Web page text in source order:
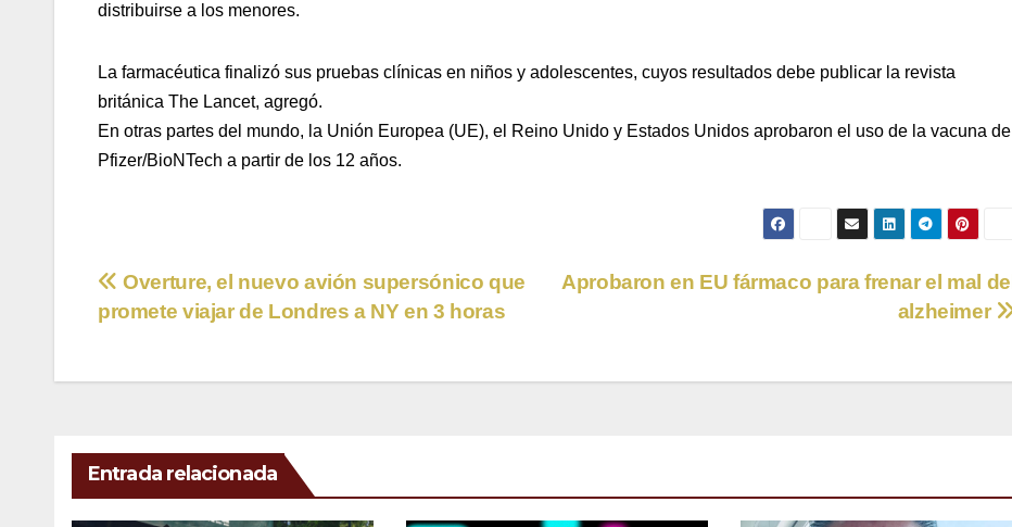
distribuirse a los menores.
La farmacéutica finalizó sus pruebas clínicas en niños y adolescentes, cuyos resultados debe publicar la revista
británica The Lancet, agregó.
En otras partes del mundo, la Unión Europea (UE), el Reino Unido y Estados Unidos aprobaron el uso de la vacuna de
Pfizer/BioNTech a partir de los 12 años.
Navegación
de
entradas
Aprobaron en EU fármaco para frenar el mal del
alzheimer
Overture, el nuevo avión supersónico que
promete viajar de Londres a NY en 3 horas
Entrada relacionada